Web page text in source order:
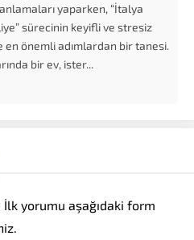
yaparken, “İtalya
sürecinin keyifli ve stresiz
önemli adımlardan bir tanesi.
bir ev, ister...
İlk yorumu aşağıdaki form